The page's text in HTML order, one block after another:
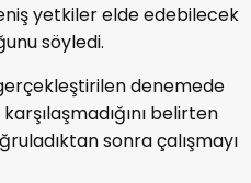
yetkiler elde edebilecek
söyledi.
denemede
belirten
sonra çalışmayı